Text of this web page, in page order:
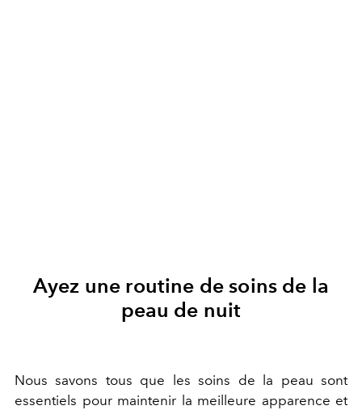
Ayez une routine de soins de la
peau de nuit
Nous savons tous que les soins de la peau sont
essentiels pour maintenir la meilleure apparence et